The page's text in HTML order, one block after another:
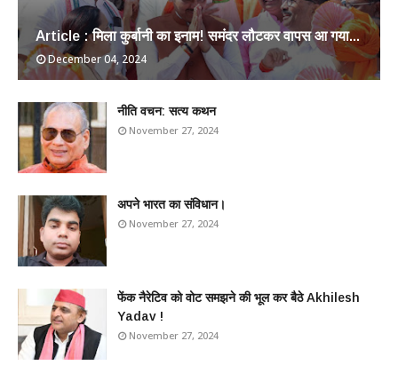
Article : मिला कुर्बानी का इनाम! समंदर लौटकर वापस आ गया...
December 04, 2024
​नीति वचन: सत्य कथन
November 27, 2024
अपने भारत का संविधान।
November 27, 2024
फेंक नैरेटिव को वोट समझने की भूल कर बैठे Akhilesh
Yadav !
November 27, 2024